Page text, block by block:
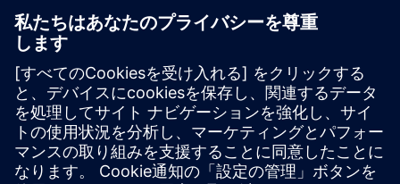
プラント、システム、機械、ネットワークをサイバー脅威
から守るためには、総合的で最先端の産業セキュリティコ
ーメンスの製品とソリューションは、このようなコンセプ
トの1つの要素にすぎません。産業セキュリティの詳細に
ついては、をご覧ください。
詳細はこちら